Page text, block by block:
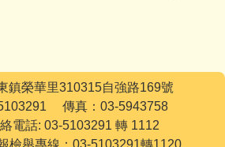
鎮榮華里310315自強路169號
傳真：03-5943758
電話: 03-5103291 轉 1112